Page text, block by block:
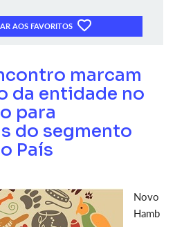
AOS FAVORITOS
marcam
da entidade no
para
do segmento
País
Novo
Hamb